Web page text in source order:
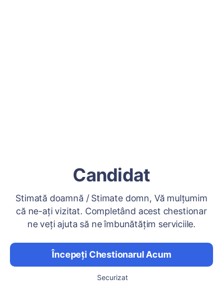
Candidat
Stimată doamnă / Stimate domn, Vă mulțumim
că ne-ați vizitat. Completând acest chestionar
ne veți ajuta să ne îmbunătățim serviciile.
Începeți Chestionarul Acum
Securizat